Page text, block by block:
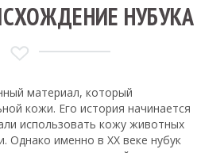
НУБУКА
материал, который
кожи. Его история начинается
использовать кожу животных
Однако именно в XX веке нубук